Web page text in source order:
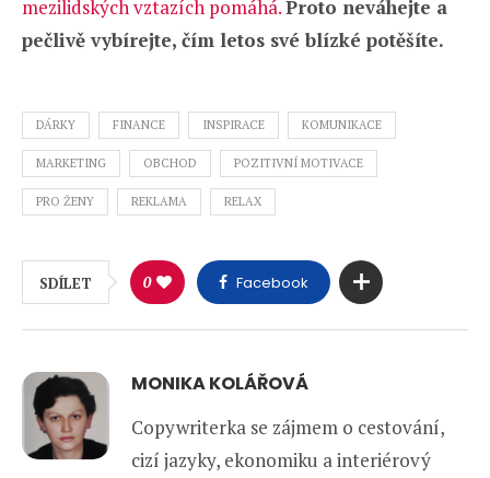
mezilidských vztazích pomáhá.Proto neváhejte a
pečlivě vybírejte, čím letos své blízké potěšíte.
DÁRKY FINANCE INSPIRACE KOMUNIKACE
MARKETING OBCHOD POZITIVNÍ MOTIVACE
PRO ŽENY REKLAMA RELAX
SDÍLET 0 Facebook
MONIKA KOLÁŘOVÁ
Copywriterka se zájmem o cestování,
cizí jazyky, ekonomiku a interiérový